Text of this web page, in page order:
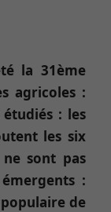
la 31ème
agricoles :
: les
les six
sont pas
:
de